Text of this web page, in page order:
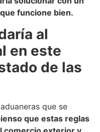
funcione bien.
al
en este
de las
que se
que estas reglas